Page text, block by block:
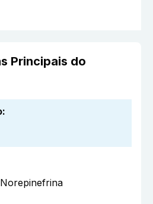
Principais do
: